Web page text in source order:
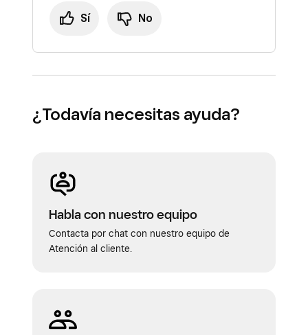
Sí No
¿Todavía necesitas ayuda?
Habla con nuestro equipo
Contacta por chat con nuestro equipo de
Atención al cliente.